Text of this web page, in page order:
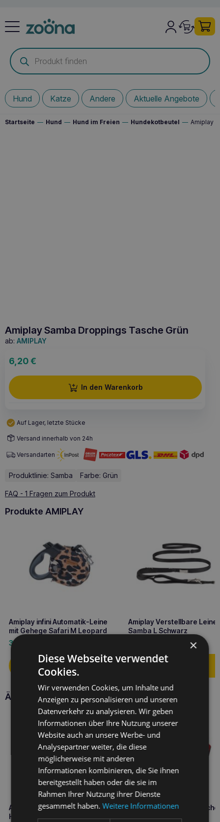
Products
search
Hund Katze Andere Aktuelle Angebote
Startseite — Hund — Hund im Freien — Hundekotbeutel — Amiplay
Amiplay Samba Droppings Tasche Grün
ab: AMIPLAY
6,20€
In den Warenkorb
Auf Lager, letzte Stücke
Versand innerhalb von 24h
Versandarten
Produktlinie: Samba Farbe: Grün
FAQ - 1 Fragen zum Produkt
Produkte AMIPLAY
Amiplay infini Automatik-Leine
mit Gehege Safari M Leopard
33,60
Amiplay Verstellbare Leine
Samba L Schwarz
Ähnliche Produkte
Amiplay BeHappy XL Semi-Clip-
Halsband Cherry
Amiplay BeHappy L Kirsche
semi Clip-Halsband
×
Diese Webseite verwendet
Cookies.
Wir verwenden Cookies, um Inhalte und
Anzeigen zu personalisieren und unseren
Datenverkehr zu analysieren. Wir geben
Informationen über Ihre Nutzung unserer
Website auch an unsere Werbe- und
Analysepartner weiter, die diese
möglicherweise mit anderen
Informationen kombinieren, die Sie ihnen
bereitgestellt haben oder die sie im
Rahmen Ihrer Nutzung ihrer Dienste
gesammelt haben.Weitere Informationen